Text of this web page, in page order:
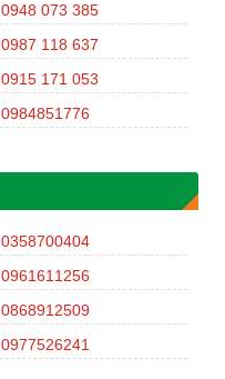
0948 073 385
0987 118 637
0915 171 053
0984851776
0358700404
0961611256
0868912509
0977526241